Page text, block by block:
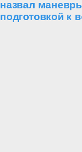
назвал
подготовкой к